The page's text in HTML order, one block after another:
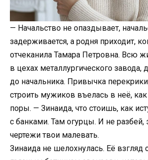
— Начальство не опаздывает,
задерживается, а родня приходит,
отчеканила Тамара Петровна. Всю
в цехах металлургического
до начальника. Привычка
строить мужиков въелась в неё,
поры. — Зинаида, что стоишь, как
с банками. Там огурцы. И не разбей,
чертежи твои малевать.
Зинаида не шелохнулась. Её взгляд